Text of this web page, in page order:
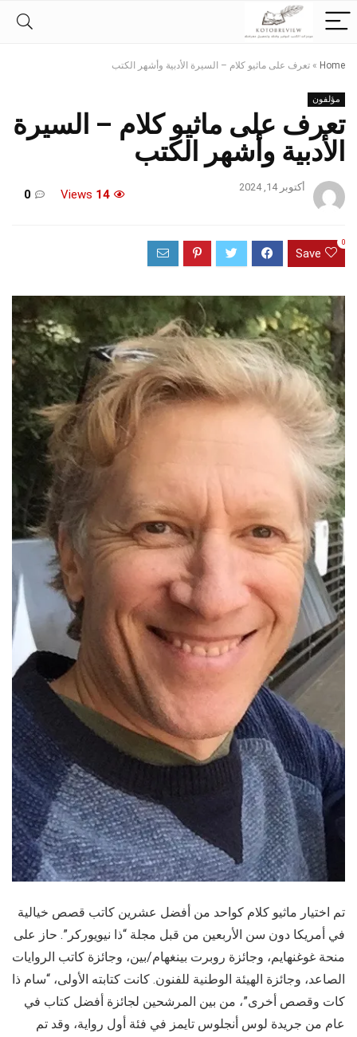
Home
» تعرف على ماثيو كلام – السيرة الأدبية وأشهر الكتب
مؤلفون
تعرف على ماثيو كلام – السيرة
الأدبية وأشهر الكتب
أكتوبر 14, 2024
14
0
Save
0
تم اختيار ماثيو كلام كواحد من أفضل عشرين كاتب قصص خيالية
في أمريكا دون سن الأربعين من قبل مجلة “ذا نيويوركر”. حاز على
منحة غوغنهايم، وجائزة روبرت بينغهام/بين، وجائزة كاتب الروايات
الصاعد، وجائزة الهيئة الوطنية للفنون. كانت كتابته الأولى، “سام ذا
كات وقصص أخرى”، من بين المرشحين لجائزة أفضل كتاب في
عام من جريدة لوس أنجلوس تايمز في فئة أول رواية، وقد تم